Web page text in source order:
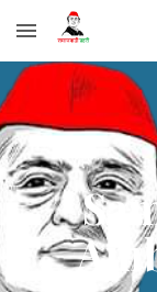
Skip to main